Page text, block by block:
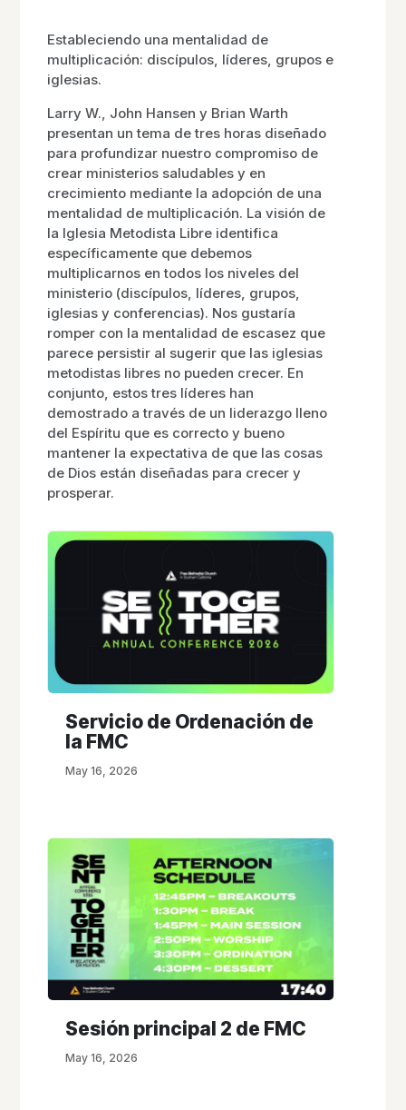
Estableciendo una mentalidad de
multiplicación: discípulos, líderes, grupos e
iglesias.
Larry W., John Hansen y Brian Warth
presentan un tema de tres horas diseñado
para profundizar nuestro compromiso de
crear ministerios saludables y en
crecimiento mediante la adopción de una
mentalidad de multiplicación. La visión de
la Iglesia Metodista Libre identifica
específicamente que debemos
multiplicarnos en todos los niveles del
ministerio (discípulos, líderes, grupos,
iglesias y conferencias). Nos gustaría
romper con la mentalidad de escasez que
parece persistir al sugerir que las iglesias
metodistas libres no pueden crecer. En
conjunto, estos tres líderes han
demostrado a través de un liderazgo lleno
del Espíritu que es correcto y bueno
mantener la expectativa de que las cosas
de Dios están diseñadas para crecer y
prosperar.
Servicio de Ordenación de
la FMC
May 16, 2026
Sesión principal 2 de FMC
May 16, 2026